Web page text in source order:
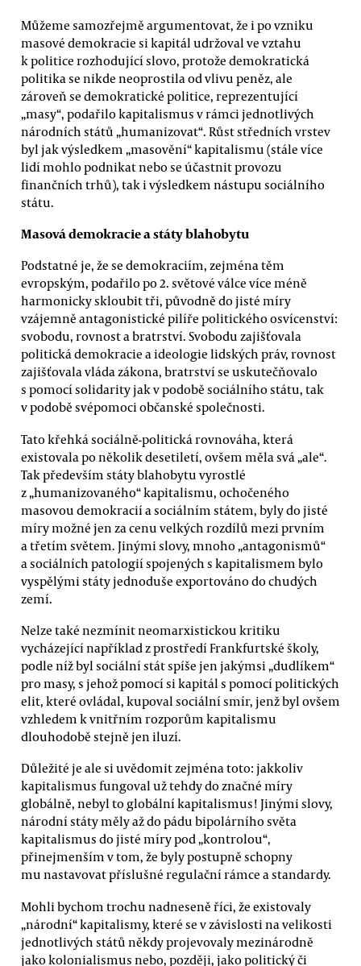
Můžeme samozřejmě argumentovat, že i po vzniku
masové demokracie si kapitál udržoval ve vztahu
k politice rozhodující slovo, protože demokratická
politika se nikde neoprostila od vlivu peněz, ale
zároveň se demokratické politice, reprezentující
„masy“, podařilo kapitalismus v rámci jednotlivých
národních států „humanizovat“. Růst středních vrstev
byl jak výsledkem „masovění“ kapitalismu (stále více
lidí mohlo podnikat nebo se účastnit provozu
finančních trhů), tak i výsledkem nástupu sociálního
státu.
Masová demokracie a státy blahobytu
Podstatné je, že se demokraciím, zejména těm
evropským, podařilo po 2. světové válce více méně
harmonicky skloubit tři, původně do jisté míry
vzájemně antagonistické pilíře politického osvícenství:
svobodu, rovnost a bratrství. Svobodu zajišťovala
politická demokracie a ideologie lidských práv, rovnost
zajišťovala vláda zákona, bratrství se uskutečňovalo
s pomocí solidarity jak v podobě sociálního státu, tak
v podobě svépomoci občanské společnosti.
Tato křehká sociálně-politická rovnováha, která
existovala po několik desetiletí, ovšem měla svá „ale“.
Tak především státy blahobytu vyrostlé
z „humanizovaného“ kapitalismu, ochočeného
masovou demokracií a sociálním státem, byly do jisté
míry možné jen za cenu velkých rozdílů mezi prvním
a třetím světem. Jinými slovy, mnoho „antagonismů“
a sociálních patologií spojených s kapitalismem bylo
vyspělými státy jednoduše exportováno do chudých
zemí.
Nelze také nezmínit neomarxistickou kritiku
vycházející například z prostředí Frankfurtské školy,
podle níž byl sociální stát spíše jen jakýmsi „dudlíkem“
pro masy, s jehož pomocí si kapitál s pomocí politických
elit, které ovládal, kupoval sociální smír, jenž byl ovšem
vzhledem k vnitřním rozporům kapitalismu
dlouhodobě stejně jen iluzí.
Důležité je ale si uvědomit zejména toto: jakkoliv
kapitalismus fungoval už tehdy do značné míry
globálně, nebyl to globální kapitalismus! Jinými slovy,
národní státy měly až do pádu bipolárního světa
kapitalismus do jisté míry pod „kontrolou“,
přinejmenším v tom, že byly postupně schopny
mu nastavovat příslušné regulační rámce a standardy.
Mohli bychom trochu nadneseně říci, že existovaly
„národní“ kapitalismy, které se v závislosti na velikosti
jednotlivých států někdy projevovaly mezinárodně
jako kolonialismus nebo, později, jako politický či